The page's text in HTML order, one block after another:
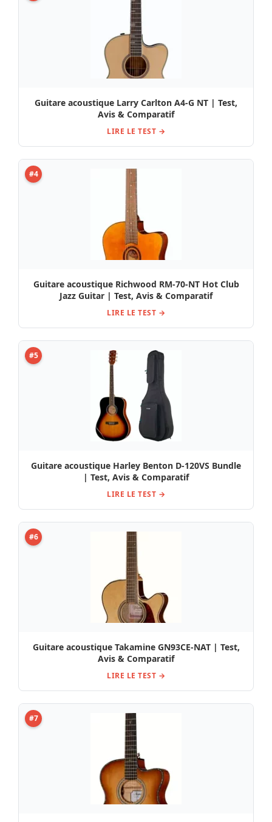
Guitare acoustique Larry Carlton A4-G NT | Test,
Avis & Comparatif
LIRE LE TEST →
#4
Guitare acoustique Richwood RM-70-NT Hot Club
Jazz Guitar | Test, Avis & Comparatif
LIRE LE TEST →
#5
Guitare acoustique Harley Benton D-120VS Bundle
| Test, Avis & Comparatif
LIRE LE TEST →
#6
Guitare acoustique Takamine GN93CE-NAT | Test,
Avis & Comparatif
LIRE LE TEST →
#7